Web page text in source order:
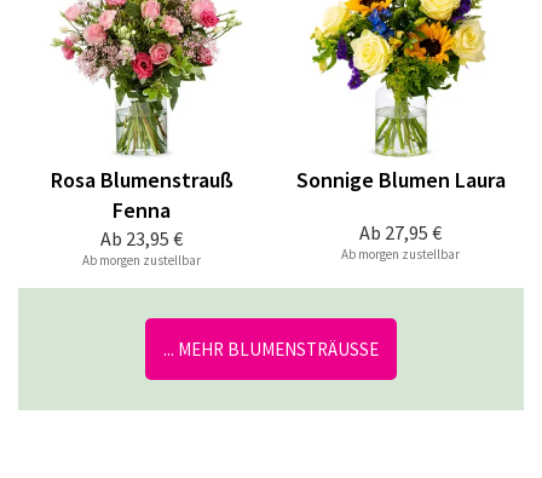
Ab 23,95 €
Rosa Blumenstrauß
Fenna
Ab morgen zustellbar
Ab 27,95 €
Sonnige Blumen Laura
Ab morgen zustellbar
... MEHR BLUMENSTRÄUSSE